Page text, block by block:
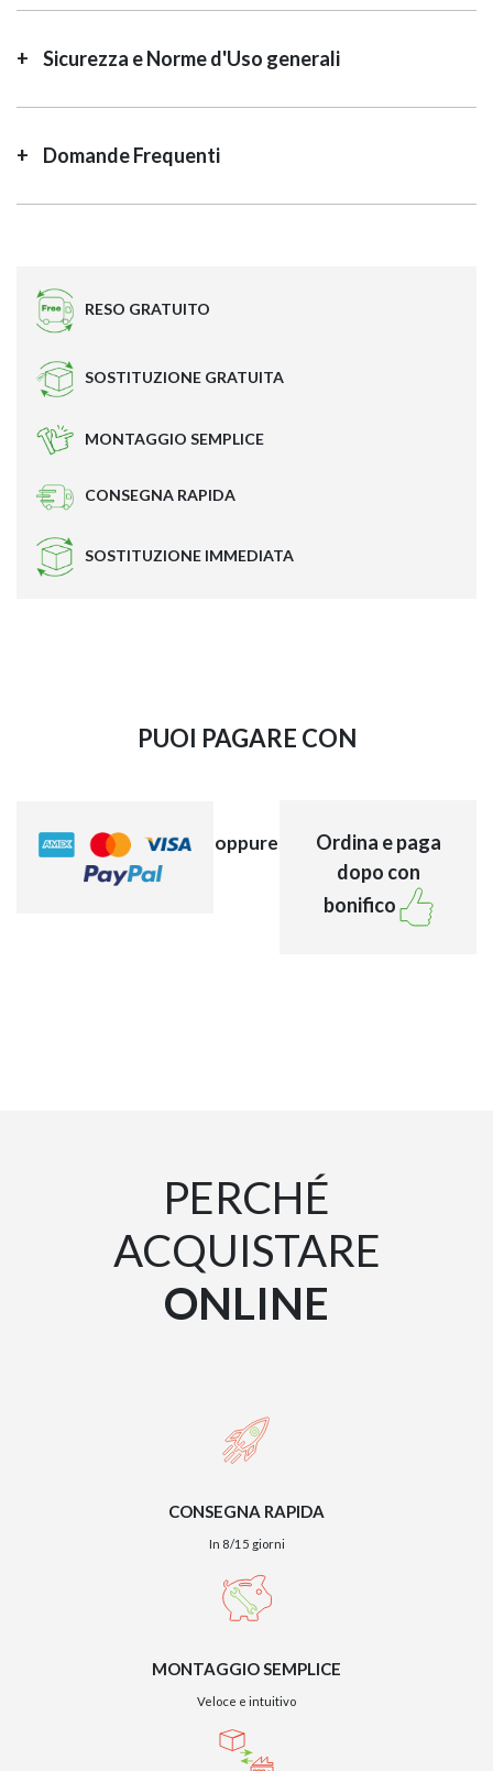
RESO GRATUITO
SOSTITUZIONE GRATUITA
MONTAGGIO SEMPLICE
CONSEGNA RAPIDA
SOSTITUZIONE IMMEDIATA
Sicurezza e Norme d'Uso generali
Domande Frequenti
PUOI PAGARE CON
oppure
Ordina e paga
dopo con
bonifico
PERCHÉ
ACQUISTARE
ONLINE
CONSEGNA RAPIDA
In 8/15 giorni
MONTAGGIO SEMPLICE
Veloce e intuitivo